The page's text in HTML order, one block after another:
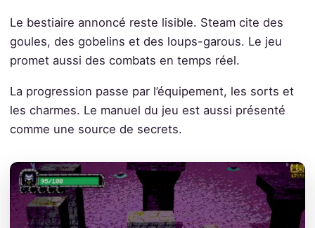
Le bestiaire annoncé reste lisible. Steam cite des
goules, des gobelins et des loups-garous. Le jeu
promet aussi des combats en temps réel.
La progression passe par l’équipement, les sorts et
les charmes. Le manuel du jeu est aussi présenté
comme une source de secrets.